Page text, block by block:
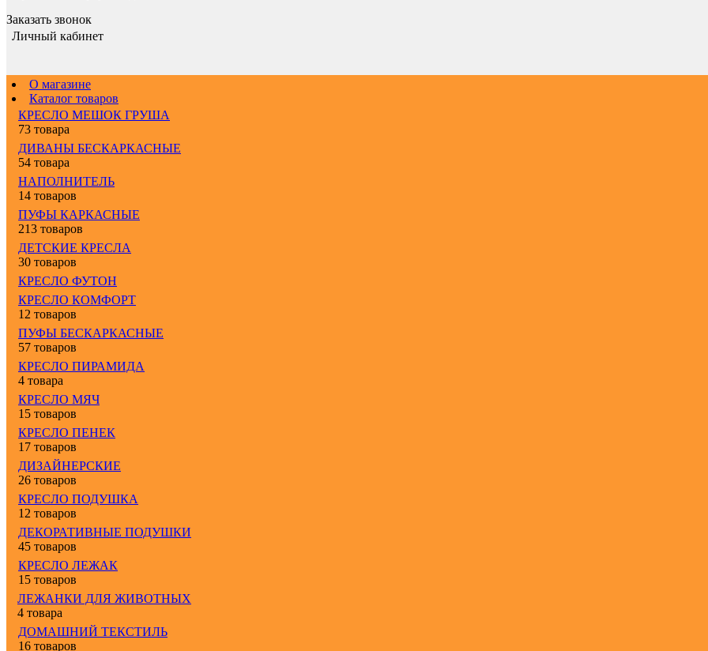
Заказать звонок
Личный кабинет
О магазине
Каталог товаров
КРЕСЛО МЕШОК ГРУША
73 товара
ДИВАНЫ БЕСКАРКАСНЫЕ
54 товара
НАПОЛНИТЕЛЬ
14 товаров
ПУФЫ КАРКАСНЫЕ
213 товаров
ДЕТСКИЕ КРЕСЛА
30 товаров
КРЕСЛО ФУТОН
КРЕСЛО КОМФОРТ
12 товаров
ПУФЫ БЕСКАРКАСНЫЕ
57 товаров
КРЕСЛО ПИРАМИДА
4 товара
КРЕСЛО МЯЧ
15 товаров
КРЕСЛО ПЕНЕК
17 товаров
ДИЗАЙНЕРСКИЕ
26 товаров
КРЕСЛО ПОДУШКА
12 товаров
ДЕКОРАТИВНЫЕ ПОДУШКИ
45 товаров
КРЕСЛО ЛЕЖАК
15 товаров
ЛЕЖАНКИ ДЛЯ ЖИВОТНЫХ
4 товара
ДОМАШНИЙ ТЕКСТИЛЬ
16 товаров